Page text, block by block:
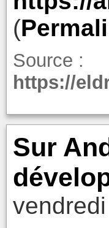
(
Source :
https://
Sur